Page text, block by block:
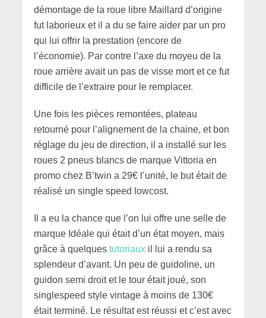
démontage de la roue libre Maillard d’origine
fut laborieux et il a du se faire aider par un pro
qui lui offrir la prestation (encore de
l’économie). Par contre l’axe du moyeu de la
roue arrière avait un pas de visse mort et ce fut
difficile de l’extraire pour le remplacer.
Une fois les pièces remontées, plateau
retourné pour l’alignement de la chaine, et bon
réglage du jeu de direction, il a installé sur les
roues 2 pneus blancs de marque Vittoria en
promo chez B’twin a 29€ l’unité, le but était de
réalisé un single speed lowcost.
Il a eu la chance que l’on lui offre une selle de
marque Idéale qui était d’un état moyen, mais
grâce à quelques tutoriauxil lui a rendu sa
splendeur d’avant. Un peu de guidoline, un
guidon semi droit et le tour était joué, son
singlespeed style vintage à moins de 130€
était terminé. Le résultat est réussi et c’est avec